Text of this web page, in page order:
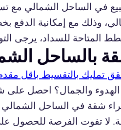
في الساحل الشمالي مع
وذلك مع إمكانية الدفع
المتاحة للسداد، يرجى
بالساحل
تمليك بالتقسيط باقل
والجمال؟ احصل على
شقة في الساحل الشمالي
لا تفوت الفرصة للحصول